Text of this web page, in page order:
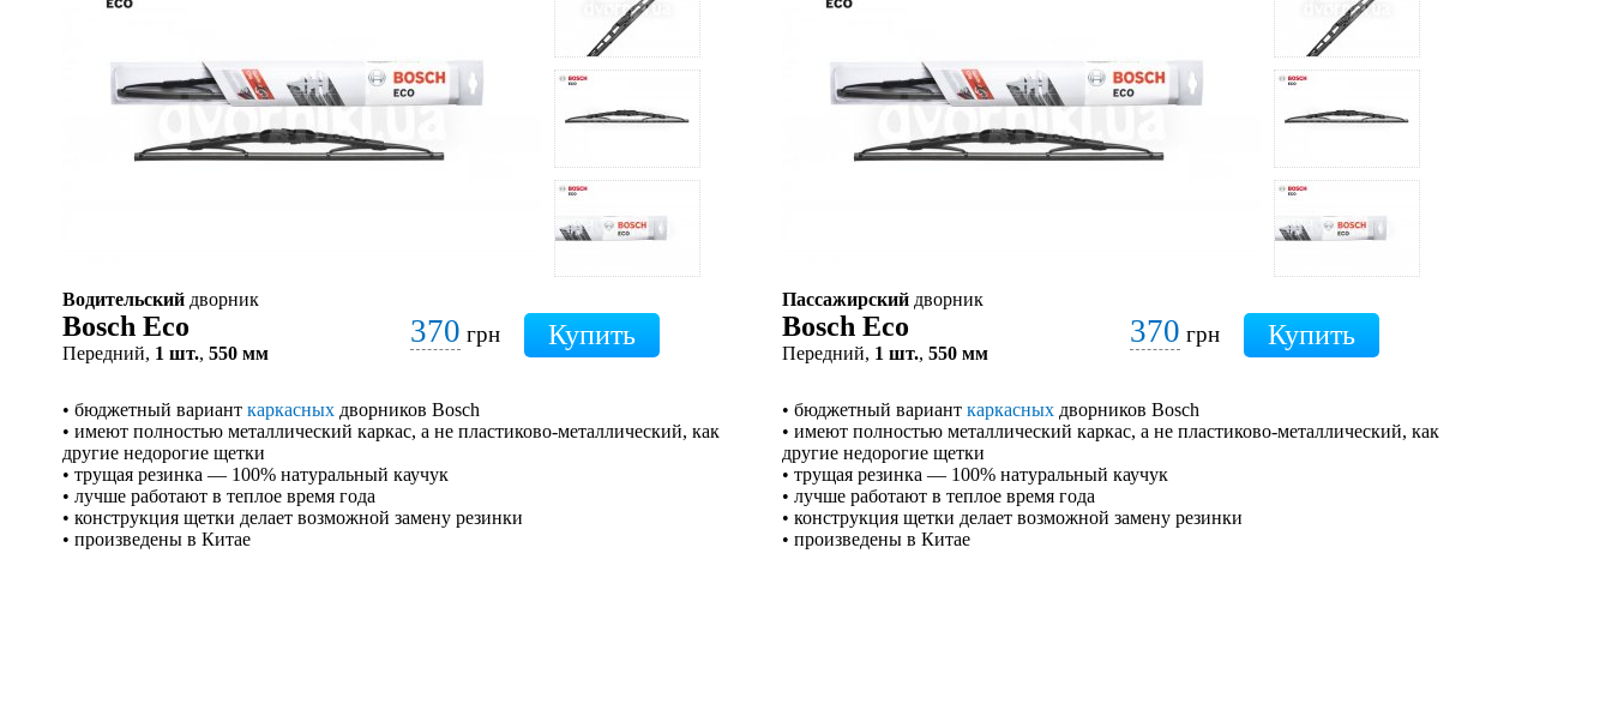
Водительский дворник
Bosch Eco
Передний, 1 шт., 550 мм
370 грн
• бюджетный вариант каркасных дворников Bosch
• имеют полностью металлический каркас, а не пластиково-металлический, как
другие недорогие щетки
• трущая резинка — 100% натуральный каучук
• лучше работают в теплое время года
• конструкция щетки делает возможной замену резинки
• произведены в Китае
Пассажирский дворник
Bosch Eco
Передний, 1 шт., 550 мм
370 грн
• бюджетный вариант каркасных дворников Bosch
• имеют полностью металлический каркас, а не пластиково-металлический, как
другие недорогие щетки
• трущая резинка — 100% натуральный каучук
• лучше работают в теплое время года
• конструкция щетки делает возможной замену резинки
• произведены в Китае